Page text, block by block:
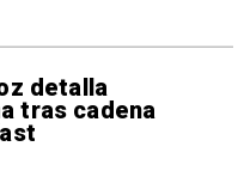
detalla
tras cadena